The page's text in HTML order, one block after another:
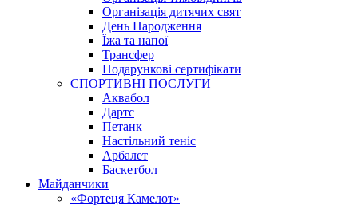
Організація дитячих свят
День Народження
Їжа та напої
Трансфер
Подарункові сертифікати
СПОРТИВНІ ПОСЛУГИ
Аквабол
Дартс
Петанк
Настільний теніс
Арбалет
Баскетбол
Майданчики
«Фортеця Камелот»